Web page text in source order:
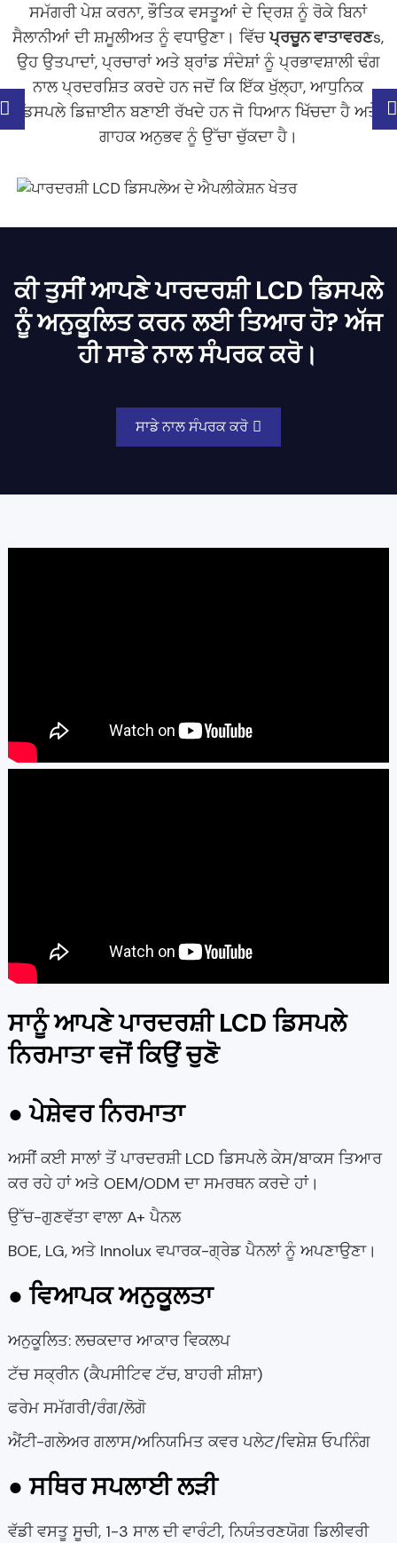
ਸਮੱਗਰੀ ਪੇਸ਼ ਕਰਨਾ, ਭੌਤਿਕ ਵਸਤੂਆਂ ਦੇ ਦ੍ਰਿਸ਼ ਨੂੰ ਰੋਕੇ ਬਿਨਾਂ
ਸੈਲਾਨੀਆਂ ਦੀ ਸ਼ਮੂਲੀਅਤ ਨੂੰ ਵਧਾਉਣਾ। ਵਿੱਚਪ੍ਰਚੂਨ ਵਾਤਾਵਰਣs,
ਉਹ ਉਤਪਾਦਾਂ, ਪ੍ਰਚਾਰਾਂ ਅਤੇ ਬ੍ਰਾਂਡ ਸੰਦੇਸ਼ਾਂ ਨੂੰ ਪ੍ਰਭਾਵਸ਼ਾਲੀ ਢੰਗ
ਨਾਲ ਪ੍ਰਦਰਸ਼ਿਤ ਕਰਦੇ ਹਨ ਜਦੋਂ ਕਿ ਇੱਕ ਖੁੱਲ੍ਹਾ, ਆਧੁਨਿਕ
ਡਿਸਪਲੇ ਡਿਜ਼ਾਈਨ ਬਣਾਈ ਰੱਖਦੇ ਹਨ ਜੋ ਧਿਆਨ ਖਿੱਚਦਾ ਹੈ ਅਤੇ
ਗਾਹਕ ਅਨੁਭਵ ਨੂੰ ਉੱਚਾ ਚੁੱਕਦਾ ਹੈ।
ਕੀ ਤੁਸੀਂ ਆਪਣੇ ਪਾਰਦਰਸ਼ੀ LCD ਡਿਸਪਲੇ
ਨੂੰ ਅਨੁਕੂਲਿਤ ਕਰਨ ਲਈ ਤਿਆਰ ਹੋ? ਅੱਜ
ਹੀ ਸਾਡੇ ਨਾਲ ਸੰਪਰਕ ਕਰੋ।
ਸਾਡੇ ਨਾਲ ਸੰਪਰਕ ਕਰੋ
ਸਾਨੂੰ ਆਪਣੇ ਪਾਰਦਰਸ਼ੀ LCD ਡਿਸਪਲੇ
ਨਿਰਮਾਤਾ ਵਜੋਂ ਕਿਉਂ ਚੁਣੋ
● ਪੇਸ਼ੇਵਰ ਨਿਰਮਾਤਾ
ਅਸੀਂ ਕਈ ਸਾਲਾਂ ਤੋਂ ਪਾਰਦਰਸ਼ੀ LCD ਡਿਸਪਲੇ ਕੇਸ/ਬਾਕਸ ਤਿਆਰ
ਕਰ ਰਹੇ ਹਾਂ ਅਤੇ OEM/ODM ਦਾ ਸਮਰਥਨ ਕਰਦੇ ਹਾਂ।
ਉੱਚ-ਗੁਣਵੱਤਾ ਵਾਲਾ A+ ਪੈਨਲ
BOE, LG, ਅਤੇ Innolux ਵਪਾਰਕ-ਗ੍ਰੇਡ ਪੈਨਲਾਂ ਨੂੰ ਅਪਣਾਉਣਾ।
● ਵਿਆਪਕ ਅਨੁਕੂਲਤਾ
ਅਨੁਕੂਲਿਤ: ਲਚਕਦਾਰ ਆਕਾਰ ਵਿਕਲਪ
ਟੱਚ ਸਕ੍ਰੀਨ (ਕੈਪਸੀਟਿਵ ਟੱਚ, ਬਾਹਰੀ ਸ਼ੀਸ਼ਾ)
ਫਰੇਮ ਸਮੱਗਰੀ/ਰੰਗ/ਲੋਗੋ
ਐਂਟੀ-ਗਲੇਅਰ ਗਲਾਸ/ਅਨਿਯਮਿਤ ਕਵਰ ਪਲੇਟ/ਵਿਸ਼ੇਸ਼ ਓਪਨਿੰਗ
● ਸਥਿਰ ਸਪਲਾਈ ਲੜੀ
ਵੱਡੀ ਵਸਤੂ ਸੂਚੀ, 1-3 ਸਾਲ ਦੀ ਵਾਰੰਟੀ, ਨਿਯੰਤਰਣਯੋਗ ਡਿਲੀਵਰੀ